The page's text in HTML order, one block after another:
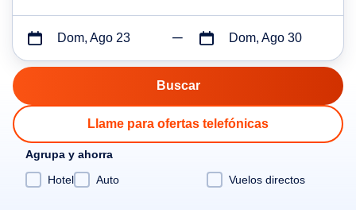
Dom, Ago 23 Dom, Ago 30
Llame para ofertas telefónicas
Agrupa y ahorra
Hotel
Auto Vuelos directos